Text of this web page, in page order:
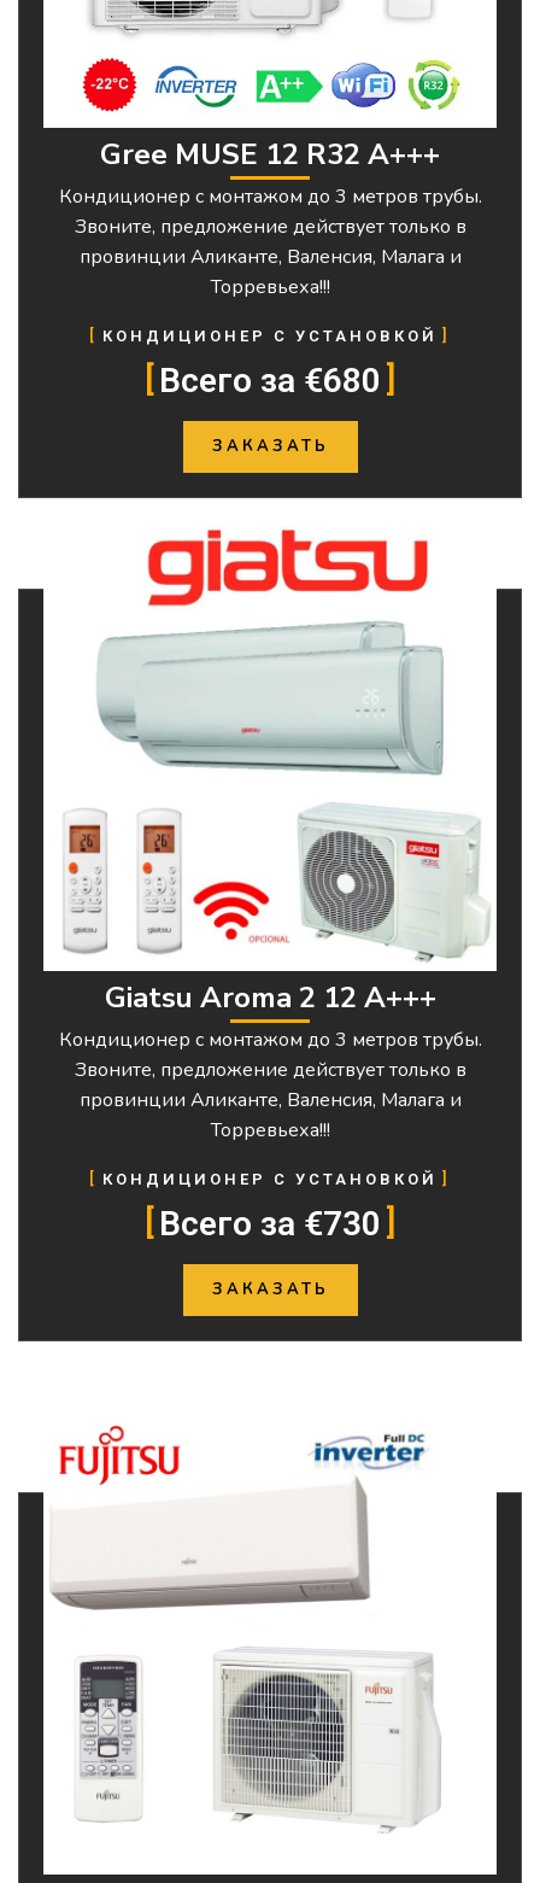
Gree MUSE 12 R32 A+++
Кондиционер с монтажом до 3 метров трубы.
Звоните, предложение действует только в
провинции Аликанте, Валенсия, Малага и
Торревьеха!!!
КОНДИЦИОНЕР С УСТАНОВКОЙ
Всего за €680
ЗАКАЗАТЬ
Giatsu Aroma 2 12 A+++
Кондиционер с монтажом до 3 метров трубы.
Звоните, предложение действует только в
провинции Аликанте, Валенсия, Малага и
Торревьеха!!!
КОНДИЦИОНЕР С УСТАНОВКОЙ
Всего за €730
ЗАКАЗАТЬ